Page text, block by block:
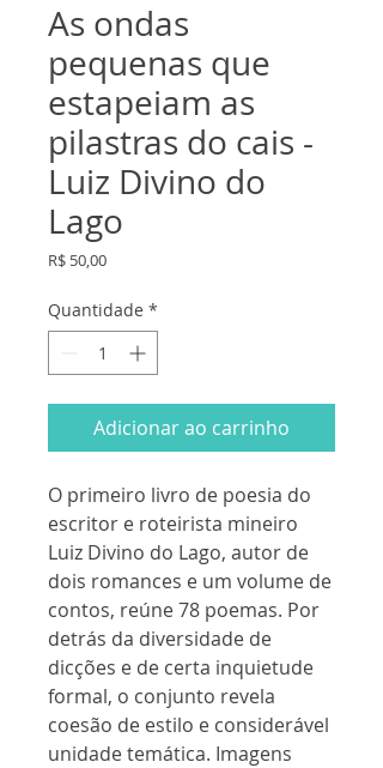
As ondas
pequenas que
estapeiam as
pilastras do cais -
Luiz Divino do
Lago
R$ 50,00Preço
Quantidade *
Adicionar ao carrinho
O primeiro livro de poesia do
escritor e roteirista mineiro
Luiz Divino do Lago, autor de
dois romances e um volume de
contos, reúne 78 poemas. Por
detrás da diversidade de
dicções e de certa inquietude
formal, o conjunto revela
coesão de estilo e considerável
unidade temática. Imagens